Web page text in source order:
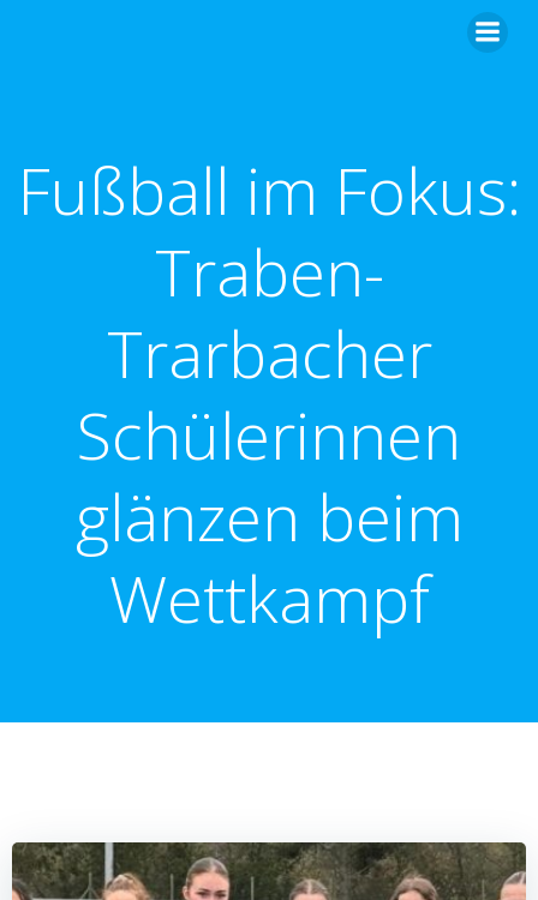
Fußball im Fokus:
Traben-
Trarbacher
Schülerinnen
glänzen beim
Wettkampf